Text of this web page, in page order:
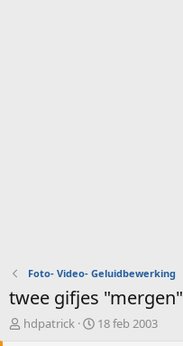
Foto- Video- Geluidbewerking
twee gifjes "mergen"
O
hdpatrick
S18 feb 2003